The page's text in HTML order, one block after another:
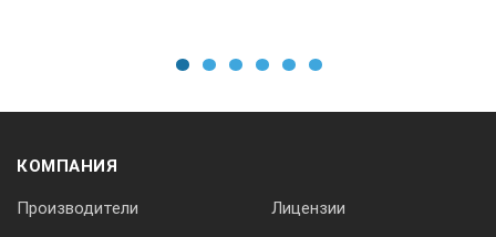
КОМПАНИЯ
Производители Лицензии